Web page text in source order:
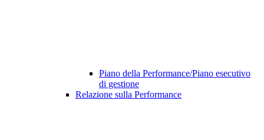
Piano della Performance/Piano esecutivo
di gestione
Relazione sulla Performance